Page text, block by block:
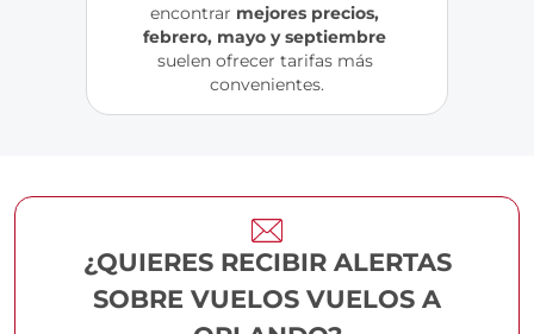
encontrar mejores precios,
febrero, mayo y septiembre
suelen ofrecer tarifas más
convenientes.
¿QUIERES RECIBIR ALERTAS
SOBRE VUELOS VUELOS A